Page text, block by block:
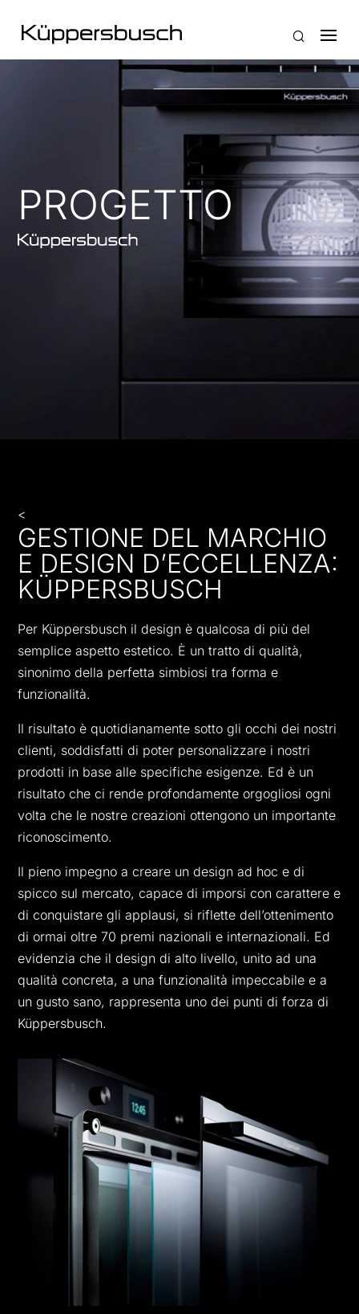
PROGETTO
<
GESTIONE DEL MARCHIO
E DESIGN D’ECCELLENZA:
KÜPPERSBUSCH
Per Küppersbusch il design è qualcosa di più del
semplice aspetto estetico. È un tratto di qualità,
sinonimo della perfetta simbiosi tra forma e
funzionalità.
Il risultato è quotidianamente sotto gli occhi dei nostri
clienti, soddisfatti di poter personalizzare i nostri
prodotti in base alle specifiche esigenze. Ed è un
risultato che ci rende profondamente orgogliosi ogni
volta che le nostre creazioni ottengono un importante
riconoscimento.
Il pieno impegno a creare un design ad hoc e di
spicco sul mercato, capace di imporsi con carattere e
di conquistare gli applausi, si riflette dell’ottenimento
di ormai oltre 70 premi nazionali e internazionali. Ed
evidenzia che il design di alto livello, unito ad una
qualità concreta, a una funzionalità impeccabile e a
un gusto sano, rappresenta uno dei punti di forza di
Küppersbusch.